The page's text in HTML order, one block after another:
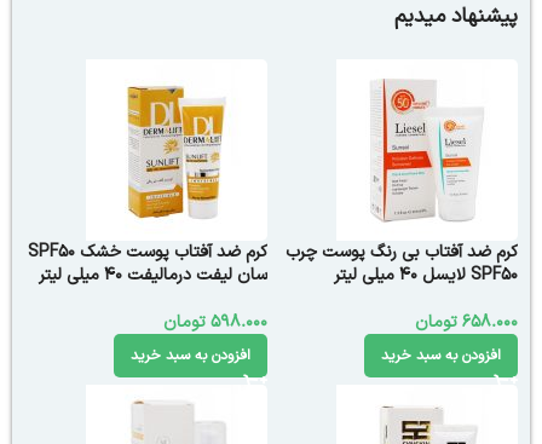
پیشنهاد میدیم
کرم ضد آفتاب بی رنگ پوست چرب
SPF50 لایسل 40 میلی لیتر
658.000تومان
افزودن به سبد خرید
کرم ضد آفتاب پوست خشک SPF50
سان لیفت درمالیفت 40 میلی لیتر
598.000تومان
افزودن به سبد خرید